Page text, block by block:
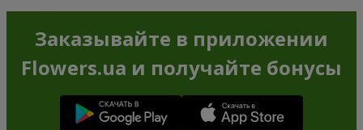
Заказывайте в приложении
Flowers.ua и получайте бонусы